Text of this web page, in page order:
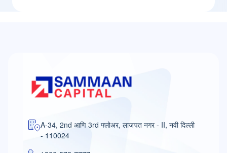
A-34, 2nd आणि 3rd फ्लोअर, लाजपत नगर - II, नवी दिल्ली
- 110024